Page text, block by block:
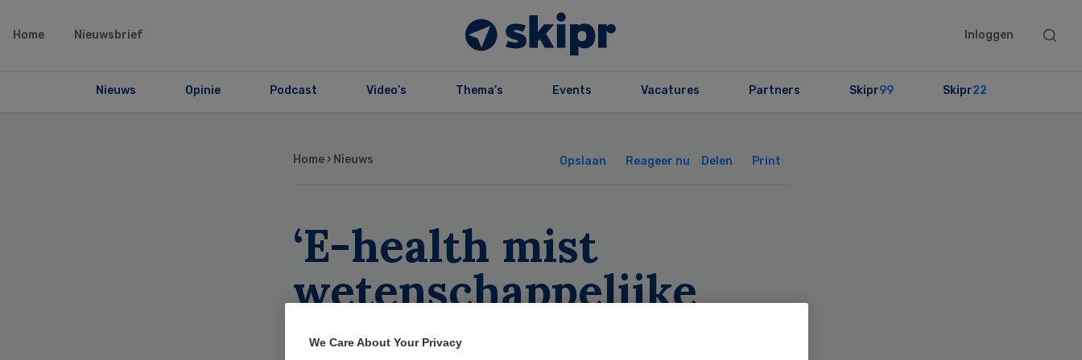
Home Nieuwsbrief Inloggen
Search
Nieuws Opinie Podcast Video’s Thema’s Events Vacatures Partners Skipr99 Skipr22
Home › Nieuws Opslaan Reageer nu Delen Print
‘E-health mist
wetenschappelijke
onderbouwing’
We Care About Your Privacy